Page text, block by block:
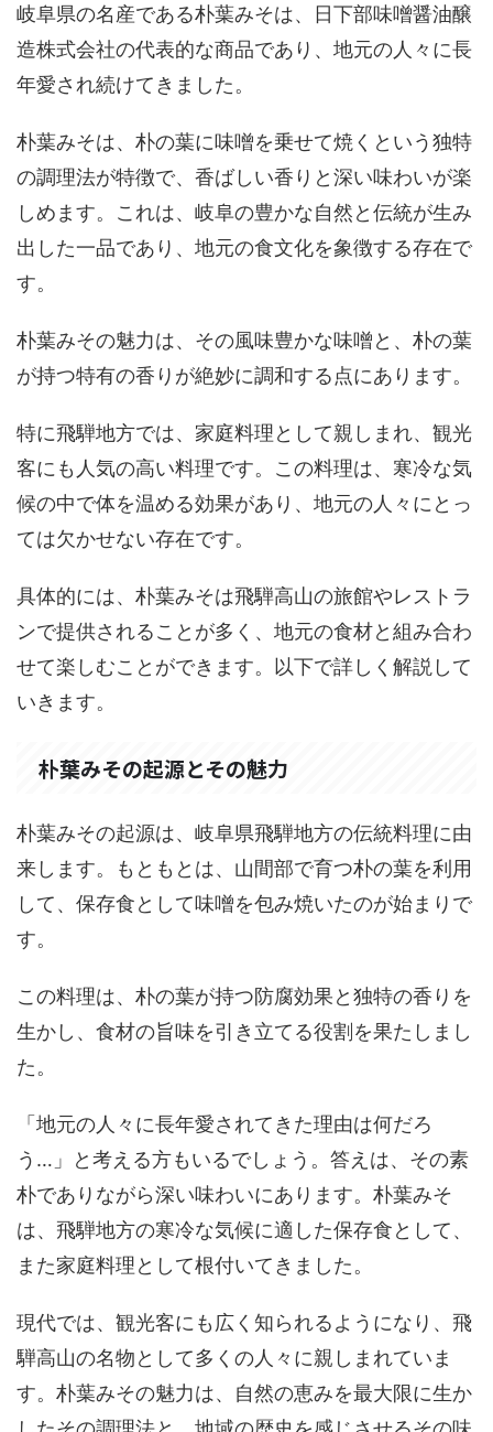
岐阜県の名産である朴葉みそは、日下部味噌醤油醸
造株式会社の代表的な商品であり、地元の人々に長
年愛され続けてきました。
朴葉みそは、朴の葉に味噌を乗せて焼くという独特
の調理法が特徴で、香ばしい香りと深い味わいが楽
しめます。これは、岐阜の豊かな自然と伝統が生み
出した一品であり、地元の食文化を象徴する存在で
す。
朴葉みその魅力は、その風味豊かな味噌と、朴の葉
が持つ特有の香りが絶妙に調和する点にあります。
特に飛騨地方では、家庭料理として親しまれ、観光
客にも人気の高い料理です。この料理は、寒冷な気
候の中で体を温める効果があり、地元の人々にとっ
ては欠かせない存在です。
具体的には、朴葉みそは飛騨高山の旅館やレストラ
ンで提供されることが多く、地元の食材と組み合わ
せて楽しむことができます。以下で詳しく解説して
いきます。
朴葉みその起源とその魅力
朴葉みその起源は、岐阜県飛騨地方の伝統料理に由
来します。もともとは、山間部で育つ朴の葉を利用
して、保存食として味噌を包み焼いたのが始まりで
す。
この料理は、朴の葉が持つ防腐効果と独特の香りを
生かし、食材の旨味を引き立てる役割を果たしまし
た。
「地元の人々に長年愛されてきた理由は何だろ
う…」と考える方もいるでしょう。答えは、その素
朴でありながら深い味わいにあります。朴葉みそ
は、飛騨地方の寒冷な気候に適した保存食として、
また家庭料理として根付いてきました。
現代では、観光客にも広く知られるようになり、飛
騨高山の名物として多くの人々に親しまれていま
す。朴葉みその魅力は、自然の恵みを最大限に生か